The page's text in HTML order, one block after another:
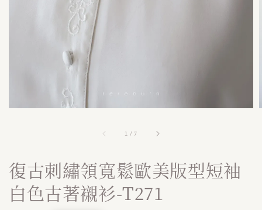
1 / 7
復古刺繡領寬鬆歐美版型短袖
白色古著襯衫-T271